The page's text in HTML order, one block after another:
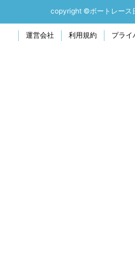
copyright ©ボートレース
運営会社 利用規約 プライ